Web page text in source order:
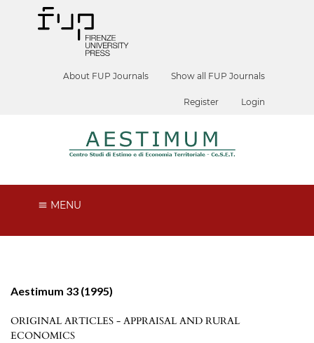
About FUP Journals Show all FUP Journals
Register Login
MENU
Aestimum 33 (1995)
ORIGINAL ARTICLES - APPRAISAL AND RURAL
ECONOMICS